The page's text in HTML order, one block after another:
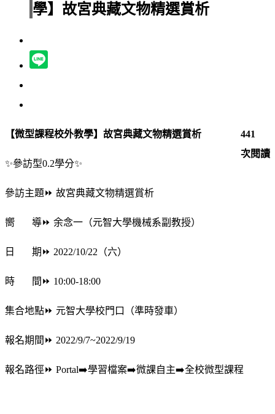
學】故宮典藏文物精選賞析
441
次閱讀
【微型課程校外教學】故宮典藏文物精選賞析
✨參訪型0.2學分✨
參訪主題⏩ 故宮典藏文物精選賞析
嚮 導⏩ 余念一（元智大學機械系副教授）
日 期⏩ 2022/10/22 （六）
時 間⏩ 10:00-18:00
集合地點⏩ 元智大學校門口（準時發車）
報名期間⏩ 2022/9/7~2022/9/19
報名路徑⏩ Portal➡️學習檔案➡️微課自主➡️全校微型課程